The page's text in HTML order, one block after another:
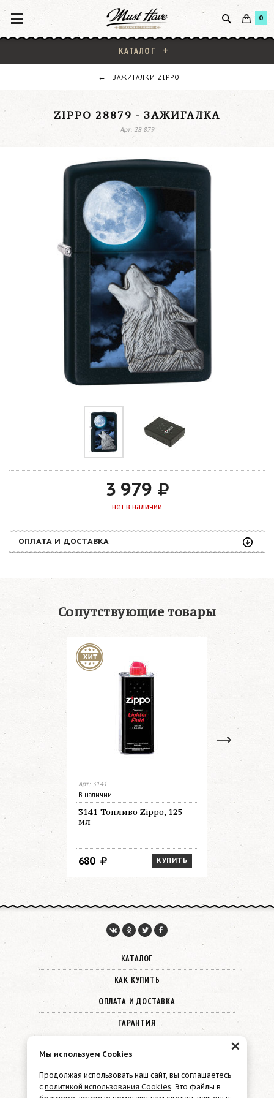
0
КАТАЛОГ
ЗАЖИГАЛКИ ZIPPO
ZIPPO 28879 - ЗАЖИГАЛКА
Арт: 28 879
3 979
нет в наличии
ОПЛАТА И ДОСТАВКА
Сопутствующие товары
Арт: 3141
В наличии
3141 Топливо Zippo, 125
мл
КУПИТЬ
680
В наличии
3165
КАТАЛОГ
КАК КУПИТЬ
ОПЛАТА И ДОСТАВКА
ГАРАНТИЯ
© 2026 Must Have
×
Мы используем Cookies
Продолжая использовать наш сайт, вы соглашаетесь
с политикой использования Cookies. Это файлы в